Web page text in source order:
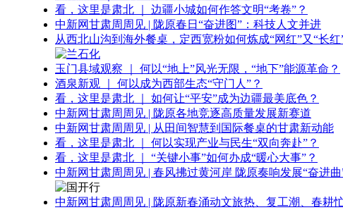
看，这里是肃北 ｜ 边疆小城如何作答文明“考卷”？
中新网甘肃周周见 | 陇原春日“奋进图”：科技人文并进
从西北山沟到海外餐桌，定西宽粉如何炼成“网红”又“长红
玉门县域观察 ｜ 何以“地上”风光无限，“地下”能源革命？
酒泉新观 ｜ 何以成为西部生态“守门人”？
看，这里是肃北 ｜ 如何让“平安”成为边疆最美底色？
中新网甘肃周周见 | 陇原各地竞逐高质量发展新赛道
中新网甘肃周周见 | 从田间智慧到国际餐桌的甘肃新动能
看，这里是肃北 ｜ 何以实现产业与民生“双向奔赴”？
看，这里是肃北 ｜ “关键小事”如何办成“暖心大事”？
中新网甘肃周周见 | 春风拂过黄河岸 陇原奏响发展“奋进曲
中新网甘肃周周见 | 陇原新春涌动文旅热、复工潮、春耕